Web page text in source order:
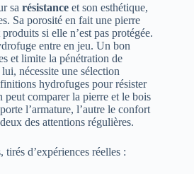
sa résistance et son esthétique,
Sa porosité en fait une pierre
si elle n’est pas protégée.
entre en jeu. Un bon
et limite la pénétration de
nécessite une sélection
finitions hydrofuges pour résister
peut comparer la pierre et le bois
l’armature, l’autre le confort
des attentions régulières.
d’expériences réelles :